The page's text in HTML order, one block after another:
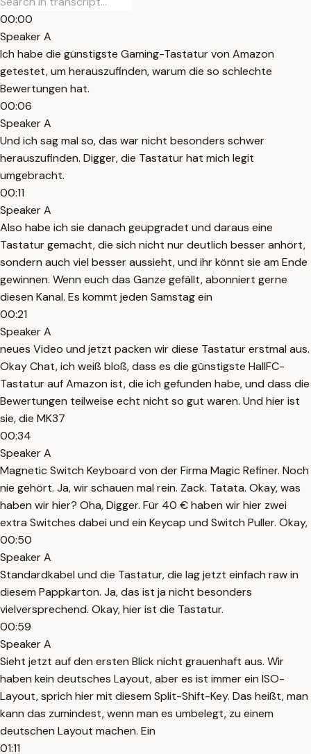
00:00
Speaker A
Ich habe die günstigste Gaming-Tastatur von Amazon
getestet, um herauszufinden, warum die so schlechte
Bewertungen hat.
00:06
Speaker A
Und ich sag mal so, das war nicht besonders schwer
herauszufinden. Digger, die Tastatur hat mich legit
umgebracht.
00:11
Speaker A
Also habe ich sie danach geupgradet und daraus eine
Tastatur gemacht, die sich nicht nur deutlich besser anhört,
sondern auch viel besser aussieht, und ihr könnt sie am Ende
gewinnen. Wenn euch das Ganze gefällt, abonniert gerne
diesen Kanal. Es kommt jeden Samstag ein
00:21
Speaker A
neues Video und jetzt packen wir diese Tastatur erstmal aus.
Okay Chat, ich weiß bloß, dass es die günstigste HallFC-
Tastatur auf Amazon ist, die ich gefunden habe, und dass die
Bewertungen teilweise echt nicht so gut waren. Und hier ist
sie, die MK37
00:34
Speaker A
Magnetic Switch Keyboard von der Firma Magic Refiner. Noch
nie gehört. Ja, wir schauen mal rein. Zack. Tatata. Okay, was
haben wir hier? Oha, Digger. Für 40 € haben wir hier zwei
extra Switches dabei und ein Keycap und Switch Puller. Okay,
00:50
Speaker A
Standardkabel und die Tastatur, die lag jetzt einfach raw in
diesem Pappkarton. Ja, das ist ja nicht besonders
vielversprechend. Okay, hier ist die Tastatur.
00:59
Speaker A
Sieht jetzt auf den ersten Blick nicht grauenhaft aus. Wir
haben kein deutsches Layout, aber es ist immer ein ISO-
Layout, sprich hier mit diesem Split-Shift-Key. Das heißt, man
kann das zumindest, wenn man es umbelegt, zu einem
deutschen Layout machen. Ein
01:11